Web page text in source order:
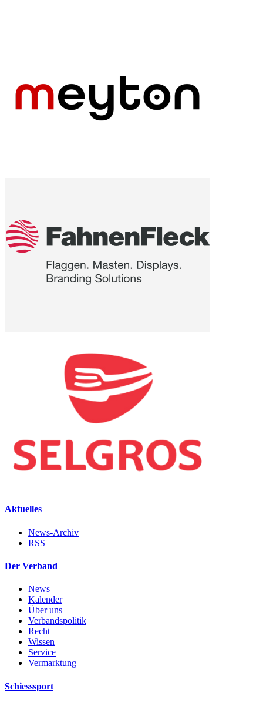
Aktuelles
News-Archiv
RSS
Der Verband
News
Kalender
Über uns
Verbandspolitik
Recht
Wissen
Service
Vermarktung
Schiesssport